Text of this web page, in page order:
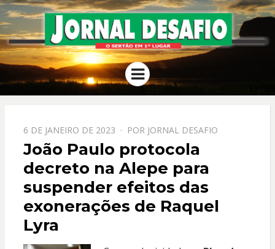
JORNAL
DESAFIO
O Sertão em 1º Lugar
Menu
PPOSTADO
EM
6 DE JANEIRO DE 2023 POR JORNAL DESAFIO
João Paulo protocola
decreto na Alepe para
suspender efeitos das
exonerações de Raquel
Lyra